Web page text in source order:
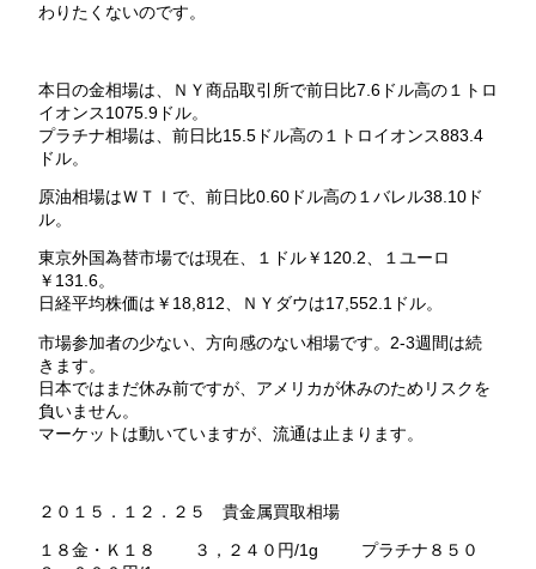
わりたくないのです。
本日の金相場は、ＮＹ商品取引所で前日比7.6ドル高の１トロ
イオンス1075.9ドル。
プラチナ相場は、前日比15.5ドル高の１トロイオンス883.4
ドル。
原油相場はＷＴＩで、前日比0.60ドル高の１バレル38.10ド
ル。
東京外国為替市場では現在、１ドル￥120.2、１ユーロ
￥131.6。
日経平均株価は￥18,812、ＮＹダウは17,552.1ドル。
市場参加者の少ない、方向感のない相場です。2-3週間は続
きます。
日本ではまだ休み前ですが、アメリカが休みのためリスクを
負いません。
マーケットは動いていますが、流通は止まります。
２０１５．１２．２５ 貴金属買取相場
１８金・Ｋ１８ ３，２４０円/1g プラチナ８５０